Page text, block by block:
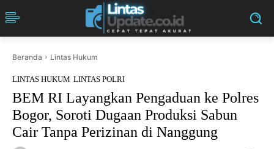
Beranda Lintas Hukum
LINTAS HUKUM LINTAS POLRI
BEM RI Layangkan Pengaduan ke Polres
Bogor, Soroti Dugaan Produksi Sabun
Cair Tanpa Perizinan di Nanggung